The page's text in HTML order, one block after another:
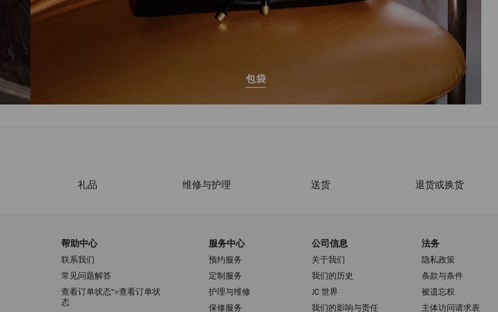
包袋
礼品 维修与护理 送货 退货或换货
帮助中心
联系我们
常见问题解答
查看订单状态">查看订单状
态
服务中心
预约服务
定制服务
护理与维修
保修服务
公司信息
关于我们
我们的历史
JC 世界
我们的影响与责任
法务
隐私政策
条款与条件
被遗忘权
主体访问请求表